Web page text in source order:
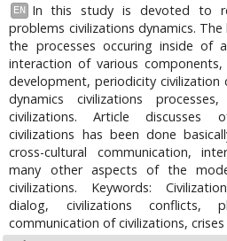
EN
In this study is devoted to
problems civilizations dynamics.
the processes occuring inside of
interaction of various
development, periodicity
dynamics civilizations
civilizations. Article discusses
civilizations has been done
cross-cultural communication,
many other aspects of the
civilizations. Keywords:
dialog, civilizations conflicts,
communication of civilizations,